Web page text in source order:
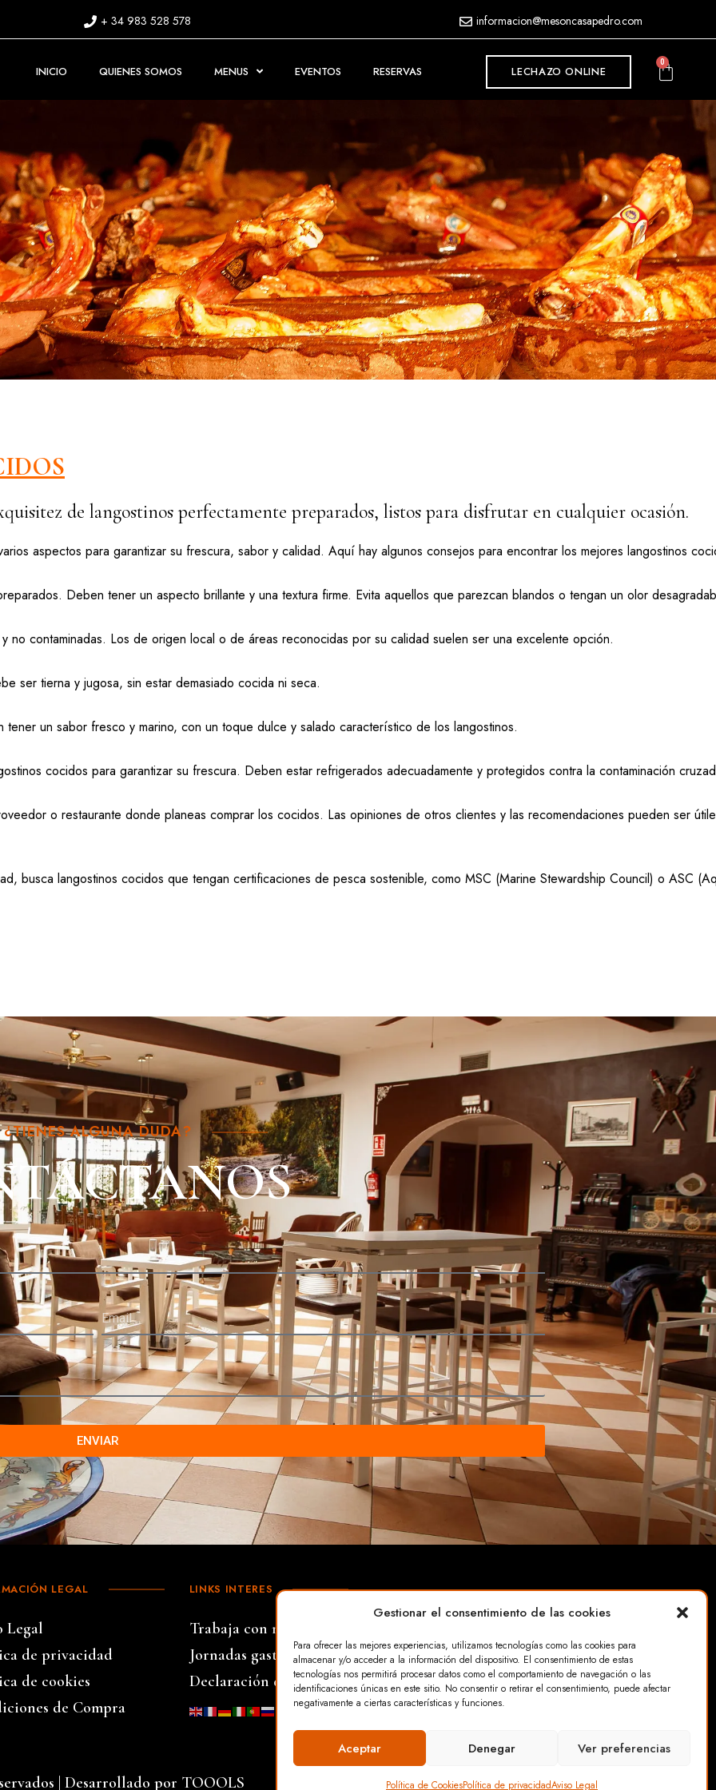
Gestionar el consentimiento de las cookies
Para ofrecer las mejores experiencias, utilizamos tecnologías como las cookies para
almacenar y/o acceder a la información del dispositivo. El consentimiento de estas
tecnologías nos permitirá procesar datos como el comportamiento de navegación o las
identificaciones únicas en este sitio. No consentir o retirar el consentimiento, puede afectar
negativamente a ciertas características y funciones.
Aceptar Denegar Ver preferencias
Política de CookiesPolítica de privacidadAviso Legal
+ 34 983 528 578 informacion@mesoncasapedro.com
INICIO QUIENES SOMOS MENUS EVENTOS RESERVAS LECHAZO ONLINE
0
de langostinos perfectamente preparados, listos para disfrutar en cualquier ocasión.
aspectos para garantizar su frescura, sabor y calidad. Aquí hay algunos consejos para encontrar los mejores langostinos
Deben tener un aspecto brillante y una textura firme. Evita aquellos que parezcan blandos o tengan un olor
contaminadas. Los de origen local o de áreas reconocidas por su calidad suelen ser una excelente opción.
tierna y jugosa, sin estar demasiado cocida ni seca.
un sabor fresco y marino, con un toque dulce y salado característico de los langostinos.
cocidos para garantizar su frescura. Deben estar refrigerados adecuadamente y protegidos contra la contaminación
o restaurante donde planeas comprar los cocidos. Las opiniones de otros clientes y las recomendaciones pueden ser
busca langostinos cocidos que tengan certificaciones de pesca sostenible, como MSC (Marine Stewardship Council) o ASC
¿TIENES ALGUNA DUDA?
ENVIAR
LEGAL
Legal
de privacidad
de cookies
de Compra
LINKS INTERES
Trabaja con nosotros
Jornadas gastronómicas
Declaración de Accesibilidad
| Desarrollado por TOOOLS